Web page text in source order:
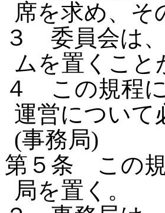
席を求め、そ
３ 委員会は
ムを置くこと
４ この規程
運営について
(事務局)
第５条 この規
局を置く。